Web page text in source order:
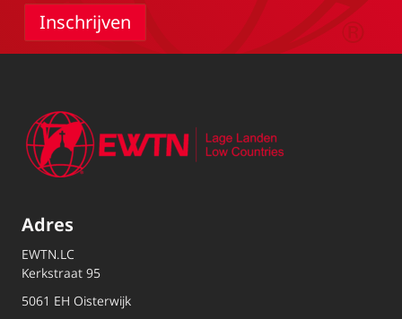
Adres
EWTN.LC
Kerkstraat 95
5061 EH Oisterwijk